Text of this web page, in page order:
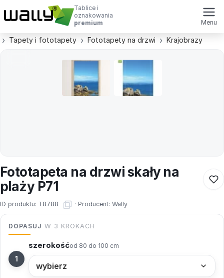
Tablice i
oznakowania
premium
Menu
Tapety i fototapety Fototapety na drzwi Krajobrazy
Fototapeta na drzwi skały na
plaży P71
ID produktu: 18788 · Producent: Wally
DOPASUJ W 3 KROKACH
szerokośćod 80 do 100 cm